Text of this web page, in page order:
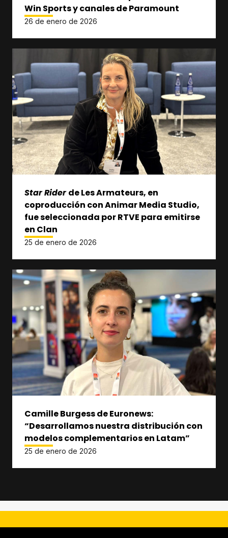
Win Sports y canales de Paramount
26 de enero de 2026
Star Riderde Les Armateurs, en
coproducción con Animar Media Studio,
fue seleccionada por RTVE para emitirse
en Clan
25 de enero de 2026
Camille Burgess de Euronews:
“Desarrollamos nuestra distribución con
modelos complementarios en Latam”
25 de enero de 2026